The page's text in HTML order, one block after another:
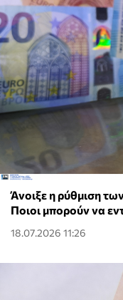
Άνοιξε η ρύθμιση
Ποιοι μπορούν να
18.07.2026 11:26